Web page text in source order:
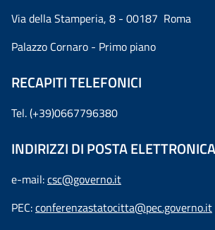
Via della Stamperia, 8 - 00187 Roma
Palazzo Cornaro - Primo piano
RECAPITI TELEFONICI
Tel. (+39)0667796380
INDIRIZZI DI POSTA ELETTRONICA
e-mail:csc@governo.it
PEC:conferenzastatocitta@pec.governo.it